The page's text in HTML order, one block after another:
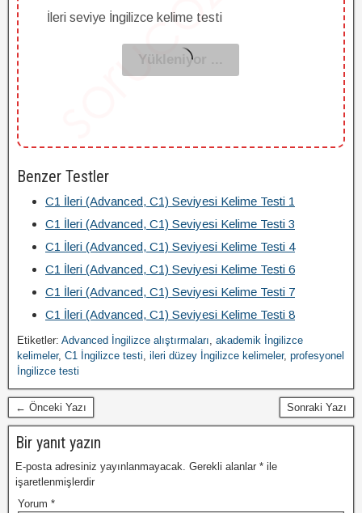
İleri seviye İngilizce kelime testi
Benzer Testler
C1 İleri (Advanced, C1) Seviyesi Kelime Testi 1
C1 İleri (Advanced, C1) Seviyesi Kelime Testi 3
C1 İleri (Advanced, C1) Seviyesi Kelime Testi 4
C1 İleri (Advanced, C1) Seviyesi Kelime Testi 6
C1 İleri (Advanced, C1) Seviyesi Kelime Testi 7
C1 İleri (Advanced, C1) Seviyesi Kelime Testi 8
Etiketler: Advanced İngilizce alıştırmaları, akademik İngilizce
kelimeler, C1 İngilizce testi, ileri düzey İngilizce kelimeler, profesyonel
İngilizce testi
← Önceki Yazı Sonraki Yazı
Bir yanıt yazın
E-posta adresiniz yayınlanmayacak. Gerekli alanlar * ile
işaretlenmişlerdir
Yorum *